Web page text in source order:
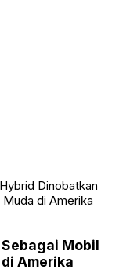
Dinobatkan
di Amerika
Mobil
Amerika